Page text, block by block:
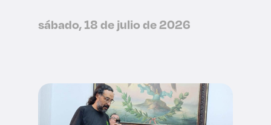
sábado, 18 de julio de 2026